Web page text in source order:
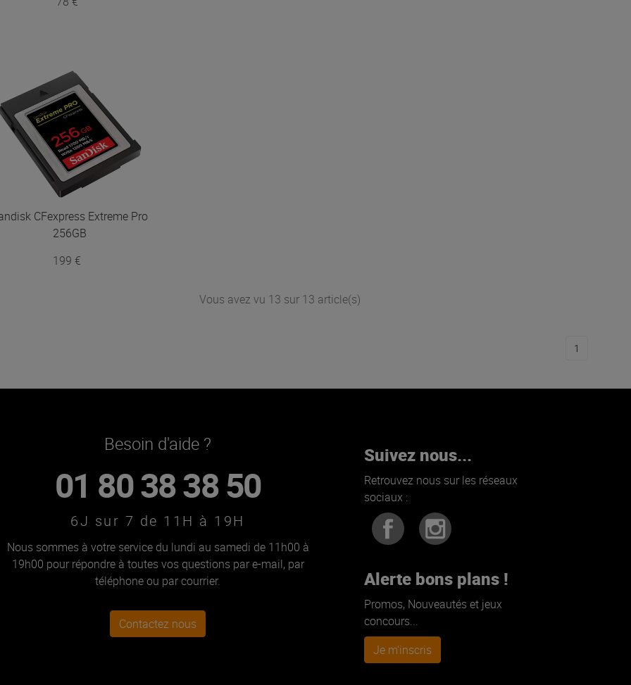
CFexpress Extreme Pro
256GB
199 €
Vous avez vu 13 sur 13 article(s)
1
Besoin d'aide ?
01 80 38 38 50
6J sur 7 de 11H à 19H
Nous sommes à votre service du lundi au samedi de 11h00 à
19h00 pour répondre à toutes vos questions par e-mail, par
téléphone ou par courrier.
Contactez nous
Suivez nous...
Retrouvez nous sur les réseaux
sociaux :
Alerte bons plans !
Promos, Nouveautés et jeux
concours...
Je m'inscris